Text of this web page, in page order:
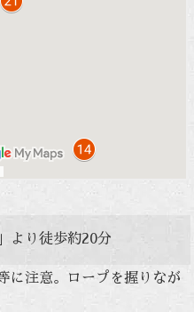
より徒歩約20分
に注意。ロープを握りなが